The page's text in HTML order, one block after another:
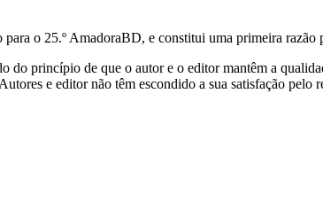
o 25.º AmadoraBD, e constitui uma primeira razão
princípio de que o autor e o editor mantêm a
e editor não têm escondido a sua satisfação